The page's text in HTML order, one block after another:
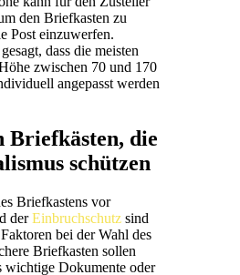
den Briefkasten zu
Post einzuwerfen.
dass die meisten
zwischen 70 und 170
angepasst werden
Briefkästen, die
schützen
Briefkastens vor
derEinbruchschutzsind
bei der Wahl des
Briefkasten sollen
wichtige Dokumente oder